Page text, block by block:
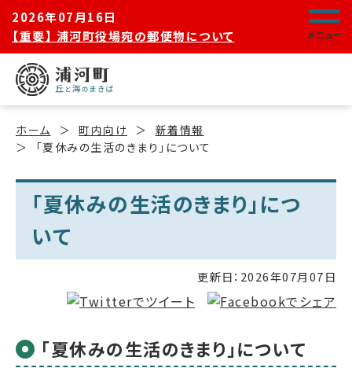
2026年07月16日
【重要】 浦河町役場宛の郵便物について
メニュー
ホーム 町内向け
新着情報
「夏休みの生活のきまり」について
「夏休みの生活のきまり」につ
いて
更新日： 2026年07月07日
「夏休みの生活のきまり」について